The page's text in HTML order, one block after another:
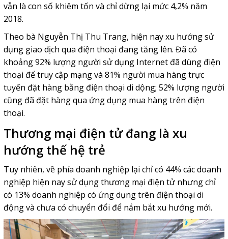
vẫn là con số khiêm tốn và chỉ dừng lại mức 4,2% năm
2018.
Theo bà Nguyễn Thị Thu Trang, hiện nay xu hướng sử
dụng giao dịch qua điện thoại đang tăng lên. Đã có
khoảng 92% lượng người sử dụng Internet đã dùng điện
thoại để truy cập mạng và 81% người mua hàng trực
tuyến đặt hàng bằng điện thoại di dộng; 52% lượng người
cũng đã đặt hàng qua ứng dụng mua hàng trên điện
thoại.
Thương mại điện tử đang là xu
hướng thế hệ trẻ
Tuy nhiên, về phía doanh nghiệp lại chỉ có 44% các doanh
nghiệp hiện nay sử dụng thương mại điện tử nhưng chỉ
có 13% doanh nghiệp có ứng dụng trên điện thoại di
động và chưa có chuyển đổi để nắm bắt xu hướng mới.